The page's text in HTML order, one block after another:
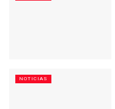
NOTICIAS